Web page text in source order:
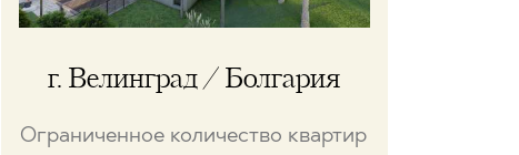
г. Велинград / Болгария
Ограниченное количество квартир